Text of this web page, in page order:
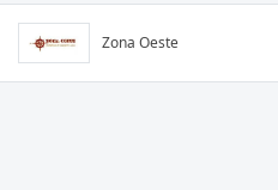
Zona Oeste